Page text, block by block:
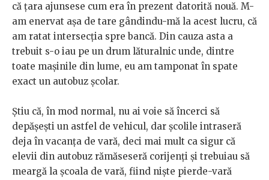
că țara ajunsese cum era în prezent datorită nouă. M-
am enervat așa de tare gândindu-mă la acest lucru, că
am ratat intersecția spre bancă. Din cauza asta a
trebuit s-o iau pe un drum lăturalnic unde, dintre
toate mașinile din lume, eu am tamponat în spate
exact un autobuz școlar.
Știu că, în mod normal, nu ai voie să încerci să
depășești un astfel de vehicul, dar școlile intraseră
deja în vacanța de vară, deci mai mult ca sigur că
elevii din autobuz rămăseseră corijenți și trebuiau să
meargă la școala de vară, fiind niște pierde-vară